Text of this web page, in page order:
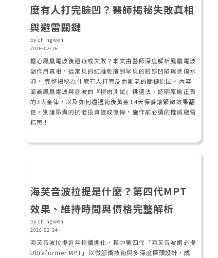
麼有人打完臉凹？醫師揭秘失敗真相
與避雷關鍵
by chingwen
2026-02-26
擔心鳳凰電波後遺症或失敗？本文由醫師深度解析鳳凰電波
副作用真相，從常見的紅腫乾癢到罕見的臉部凹陷與燙傷水
泡， 完整揭秘為什麼有人打完反而顯老的關鍵原因。內容
涵蓋鳳凰電波與音波的『捏肉測試』挑選法、認明原廠正貨
的3大金律，以及如何透過術後黃金14天保養讓緊緻效果翻
倍。別讓昂貴的抗老投資變成後悔，施作前必讀的權威避雷
指南！
海芙音波拉提是什麼？第四代MPT
效果、維持時間與價格完整解析
by chingwen
2026-02-24
海芙音波拉提近年持續進化，其中第四代「海芙音波媚必提
Ultraformer MPT」以微脈衝技術與多深度探頭設計，成